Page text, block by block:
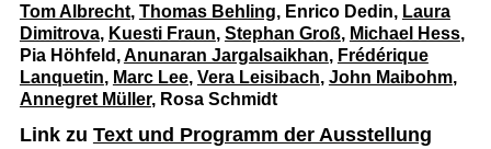
Tom Albrecht, Thomas Behling, Enrico Dedin, Laura
Dimitrova, Kuesti Fraun, Stephan Groß, Michael Hess,
Pia Höhfeld,Anunaran Jargalsaikhan, Frédérique
Lanquetin, Marc Lee, Vera Leisibach, John Maibohm,
Annegret Müller, Rosa Schmidt
Link zu Text und Programm der Ausstellung